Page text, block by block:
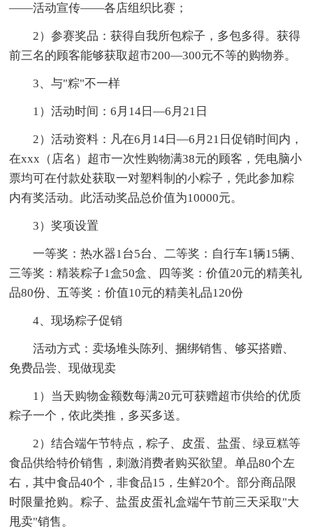
——活动宣传——各店组织比赛；
2）参赛奖品：获得自我所包粽子，多包多得。获得
前三名的顾客能够获取超市200—300元不等的购物券。
3、与"粽"不一样
1）活动时间：6月14日—6月21日
2）活动资料：凡在6月14日—6月21日促销时间内，
在xxx（店名）超市一次性购物满38元的顾客，凭电脑小
票均可在付款处获取一对塑料制的小粽子，凭此参加粽
内有奖活动。此活动奖品总价值为10000元。
3）奖项设置
一等奖：热水器1台5台、二等奖：自行车1辆15辆、
三等奖：精装粽子1盒50盒、四等奖：价值20元的精美礼
品80份、五等奖：价值10元的精美礼品120份
4、现场粽子促销
活动方式：卖场堆头陈列、捆绑销售、够买搭赠、
免费品尝、现做现卖
1）当天购物金额数每满20元可获赠超市供给的优质
粽子一个，依此类推，多买多送。
2）结合端午节特点，粽子、皮蛋、盐蛋、绿豆糕等
食品供给特价销售，刺激消费者购买欲望。单品80个左
右，其中食品40个，非食品15，生鲜20个。部分商品限
时限量抢购。粽子、盐蛋皮蛋礼盒端午节前三天采取"大
甩卖"销售。